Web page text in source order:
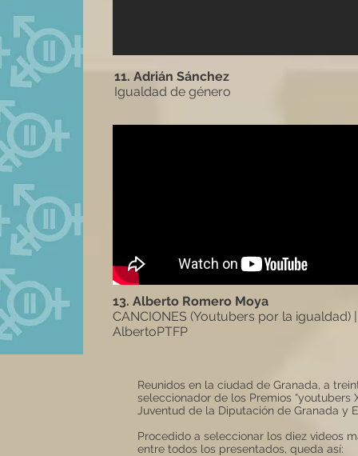
11. Adrián Sánchez
Igualdad de género
13. Alberto Romero Moya
CANCIONES (Youtubers por la igualdad) |
AlbertoPTFP
Reunidos en la ciudad de Granada, a
seleccionador de los Premios
Juventud de la Diputación de Granada y
Procedido a seleccionar los diez videos
entre todos los presentados, queda así: